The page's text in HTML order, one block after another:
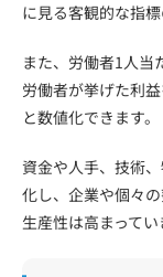
に見る客観的な指標
また、労働者1人当
労働者が挙げた利
と数値化できます。
資金や人手、技術
化し、企業や個々
生産性は高まってい